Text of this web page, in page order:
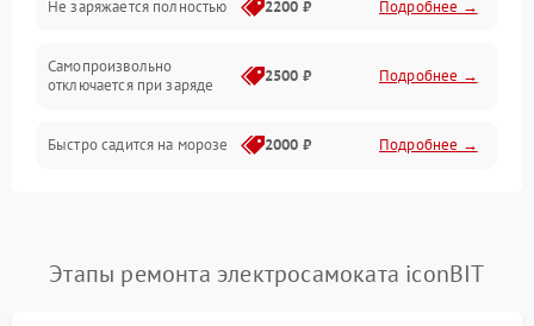
Не заряжается полностью 2200 ₽ Подробнее →
Самопроизвольно
отключается при заряде
2500 ₽ Подробнее →
Быстро садится на морозе 2000 ₽ Подробнее →
Этапы ремонта электросамоката iconBIT